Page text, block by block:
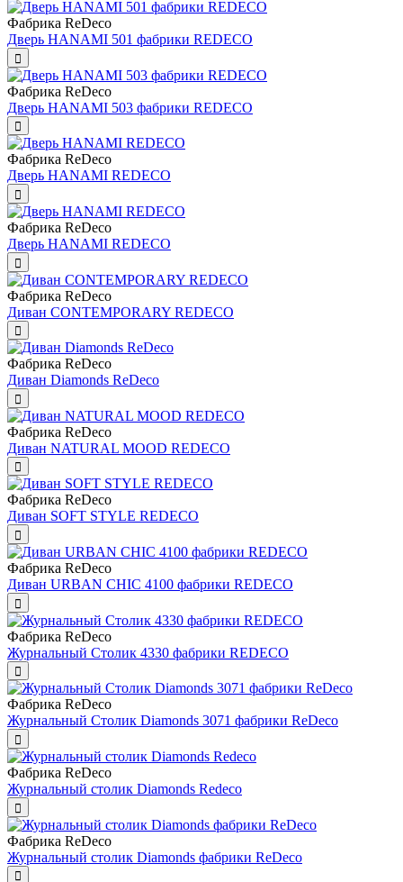
Фабрика ReDeco
Дверь HANAMI 501 фабрики REDECO
Фабрика ReDeco
Дверь HANAMI 503 фабрики REDECO
Фабрика ReDeco
Дверь HANAMI REDECO
Фабрика ReDeco
Дверь HANAMI REDECO
Фабрика ReDeco
Диван CONTEMPORARY REDECO
Фабрика ReDeco
Диван Diamonds ReDeco
Фабрика ReDeco
Диван NATURAL MOOD REDECO
Фабрика ReDeco
Диван SOFT STYLE REDECO
Фабрика ReDeco
Диван URBAN CHIC 4100 фабрики REDECO
Фабрика ReDeco
Журнальный Столик 4330 фабрики REDECO
Фабрика ReDeco
Журнальный Столик Diamonds 3071 фабрики ReDeco
Фабрика ReDeco
Журнальный столик Diamonds Redeco
Фабрика ReDeco
Журнальный столик Diamonds фабрики ReDeco